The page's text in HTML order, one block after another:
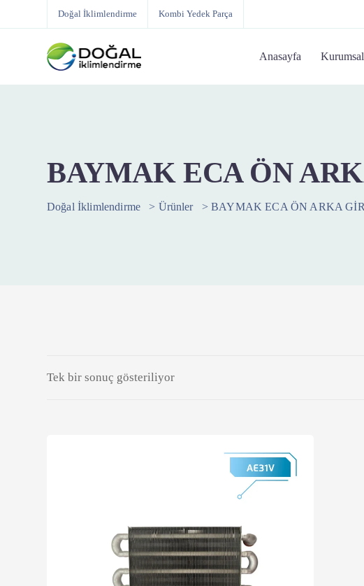
Doğal İklimlendirme Kombi Yedek Parça
Anasayfa Kurumsal
BAYMAK ECA ÖN
Doğal İklimlendirme > Ürünler >BAYMAK ECA ÖN ARKA
Tek bir sonuç gösteriliyor